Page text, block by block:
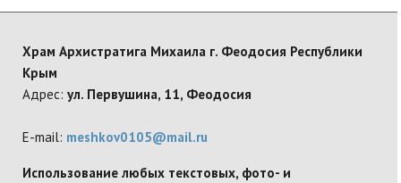
Храм Архистратига Михаила г. Феодосия Республики
Крым
Адрес: ул. Первушина, 11, Феодосия
E-mail: meshkov0105@mail.ru
Использование любых текстовых, фото- и